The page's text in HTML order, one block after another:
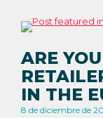
ARE
IN THE
8 de diciembre de